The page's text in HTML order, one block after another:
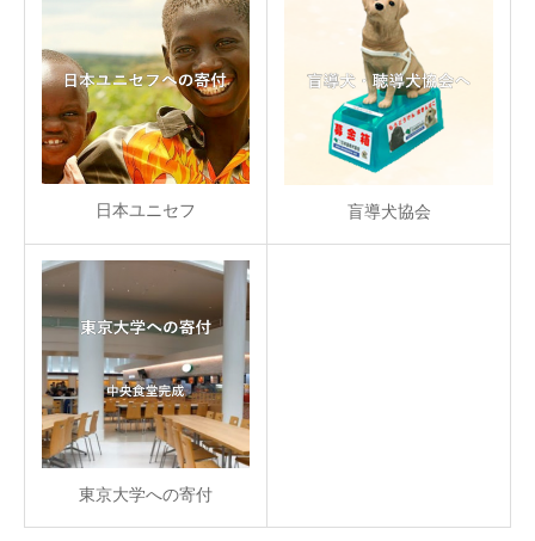
日本ユニセフ 盲導犬協会
東京大学への寄付